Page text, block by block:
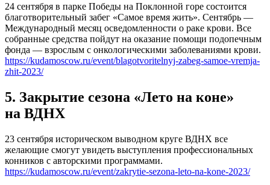
24 сентября в парке Победы на Поклонной горе состоится
благотворительный забег «Самое время жить». Сентябрь —
Международный месяц осведомленности о раке крови. Все
собранные средства пойдут на оказание помощи подопечным
фонда — взрослым с онкологическими заболеваниями крови.
https://kudamoscow.ru/event/blagotvoritelnyj-zabeg-samoe-vremja-
zhit-2023/
5. Закрытие сезона «Лето на коне»
на ВДНХ
23 сентября историческом выводном круге ВДНХ все
желающие смогут увидеть выступления профессиональных
конников с авторскими программами.
https://kudamoscow.ru/event/zakrytie-sezona-leto-na-kone-2023/